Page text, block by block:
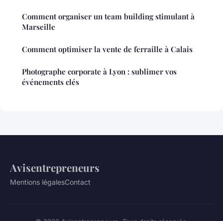
Comment organiser un team building stimulant à
Marseille
Comment optimiser la vente de ferraille à Calais
Photographe corporate à Lyon : sublimer vos
événements clés
Avisentrepreneurs
Mentions légalesContact